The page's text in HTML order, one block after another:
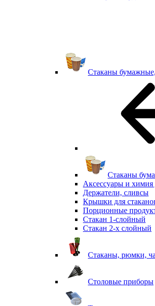
Стаканы
Стаканы
Аксессуары и
Держатели, сливсы
Крышки для
Порционные
Стакан 1-слойный
Стакан 2-х слойный
Стаканы, рюмки,
Столовые приборы